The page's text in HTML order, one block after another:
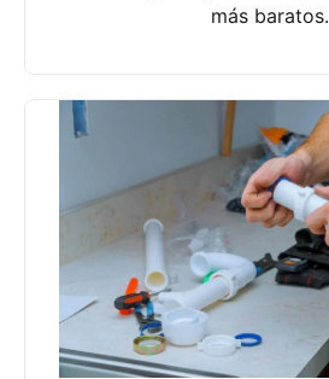
más baratos.